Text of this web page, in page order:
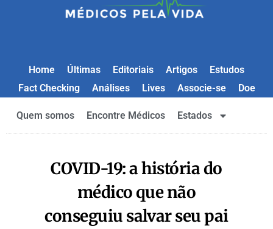
Home Últimas Editoriais Artigos
Estudos
Fact Checking
Análises Lives Associe-se Doe
Quem somos Encontre Médicos Estados
COVID-19: a história do
médico que não
conseguiu salvar seu pai